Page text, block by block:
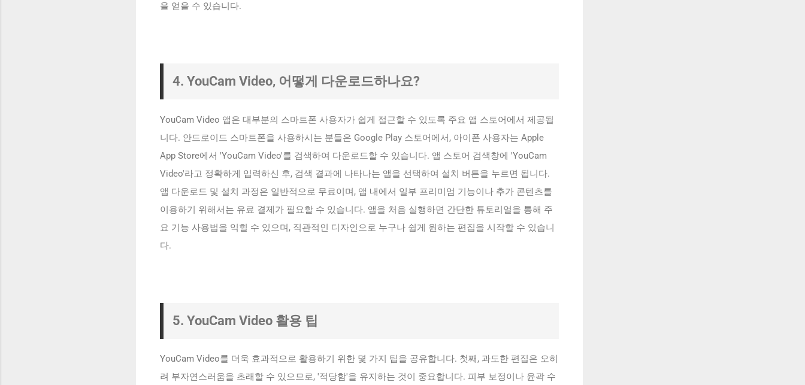
을 얻을 수 있습니다.
4. YouCam Video, 어떻게 다운로드하나요?
YouCam Video 앱은 대부분의 스마트폰 사용자가 쉽게 접근할 수 있도록 주요 앱 스토어에서 제공됩
니다. 안드로이드 스마트폰을 사용하시는 분들은 Google Play 스토어에서, 아이폰 사용자는 Apple
App Store에서 'YouCam Video'를 검색하여 다운로드할 수 있습니다. 앱 스토어 검색창에 'YouCam
Video'라고 정확하게 입력하신 후, 검색 결과에 나타나는 앱을 선택하여 설치 버튼을 누르면 됩니다.
앱 다운로드 및 설치 과정은 일반적으로 무료이며, 앱 내에서 일부 프리미엄 기능이나 추가 콘텐츠를
이용하기 위해서는 유료 결제가 필요할 수 있습니다. 앱을 처음 실행하면 간단한 튜토리얼을 통해 주
요 기능 사용법을 익힐 수 있으며, 직관적인 디자인으로 누구나 쉽게 원하는 편집을 시작할 수 있습니
다.
5. YouCam Video 활용 팁
YouCam Video를 더욱 효과적으로 활용하기 위한 몇 가지 팁을 공유합니다. 첫째, 과도한 편집은 오히
려 부자연스러움을 초래할 수 있으므로, '적당함'을 유지하는 것이 중요합니다. 피부 보정이나 윤곽 수